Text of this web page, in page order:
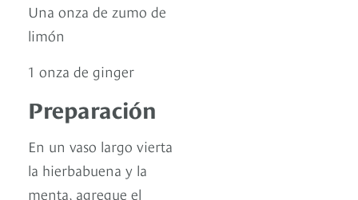
Una onza de zumo de
limón
1 onza de ginger
Preparación
En un vaso largo vierta
la hierbabuena y la
menta, agregue el